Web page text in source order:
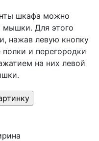
шкафа можно
мышки. Для этого
нажав левую кнопку
и перегородки
на них левой